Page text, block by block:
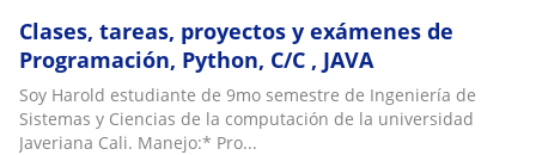
Clases, tareas, proyectos y exámenes de
Programación, Python, C/C , JAVA
Soy Harold estudiante de 9mo semestre de Ingeniería de
Sistemas y Ciencias de la computación de la universidad
Javeriana Cali. Manejo:* Pro...